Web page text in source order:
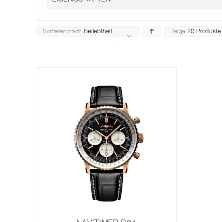
Sortieren nach Beliebtheit Zeige 20 Produkte